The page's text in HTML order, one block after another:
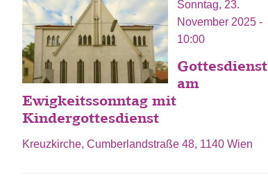
Sonntag, 23.
November 2025 -
10:00
Gottesdienst
am
Ewigkeitssonntag mit
Kindergottesdienst
Kreuzkirche, Cumberlandstraße 48, 1140 Wien